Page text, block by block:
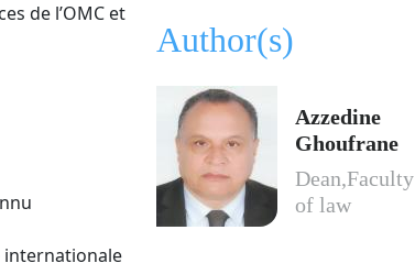
de l’OMC et
internationale
Module 8.pdf
Author(s)
Azzedine
Ghoufrane
Dean,Faculty
of law